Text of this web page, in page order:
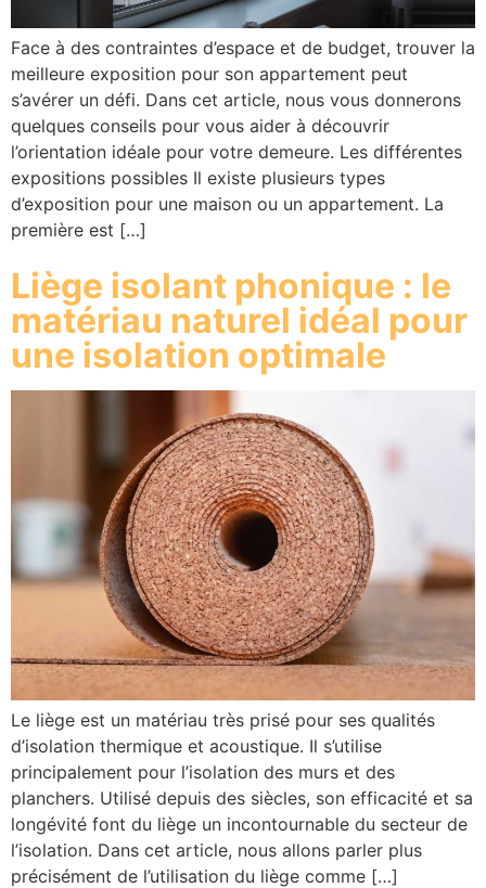
Face à des contraintes d’espace et de budget, trouver la
meilleure exposition pour son appartement peut
s’avérer un défi. Dans cet article, nous vous donnerons
quelques conseils pour vous aider à découvrir
l’orientation idéale pour votre demeure. Les différentes
expositions possibles Il existe plusieurs types
d’exposition pour une maison ou un appartement. La
première est […]
Liège isolant phonique : le
matériau naturel idéal pour
une isolation optimale
Le liège est un matériau très prisé pour ses qualités
d’isolation thermique et acoustique. Il s’utilise
principalement pour l’isolation des murs et des
planchers. Utilisé depuis des siècles, son efficacité et sa
longévité font du liège un incontournable du secteur de
l’isolation. Dans cet article, nous allons parler plus
précisément de l’utilisation du liège comme […]